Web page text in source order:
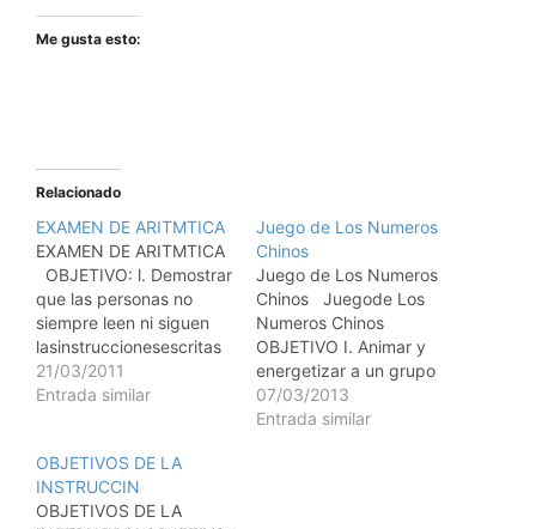
Me gusta esto:
Relacionado
EXAMEN DE ARITMTICA
EXAMEN DE ARITMTICA
OBJETIVO: l. Demostrar
que las personas no
siempre leen ni siguen
lasinstruccionesescritas
aunque sean sencillas. ll.
Demostrar la resistencia
TIEMPO REQUERIDO: De
cinco a diez minutos.
MATERIAL: Hoja con el
21/03/2011
Entrada similar
Juego de Los Numeros
Chinos
Juego de Los Numeros
Chinos Juegode Los
Numeros Chinos
OBJETIVO I. Animar y
energetizar a un grupo
fatigado. II. Concientizar
en la importancia del
07/03/2013
Entrada similar
OBJETIVOS DE LA
INSTRUCCIN
OBJETIVOS DE LA